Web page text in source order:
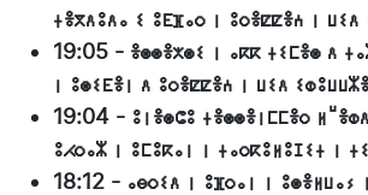
ⵜⴻⴳⴷⵓⴷⴰ ⵉ ⵓⴹⴼⴰⵔ ⵏ ⵓⵔⴻⵇⵇⴻⵄ ⵏ ⵡⵉⴷ
19:05 - ⴻⵙⵙⴻⵅⵙⵉ ⵏ ⴰⴽⴽ ⵜⵉⵎⴻⵙ ⴷ
ⵏ ⵓⵙⵉⴹⴻⵏ ⴷ ⵓⵔⴻⵇⵇⴻⵄ ⵏ ⵡⵉⴷ
19:04 - ⵓⵏⴻⵙⵛⵓ ⵜⴻⵙⵙⴻⵏⵎⵎⴻⵔ
ⵓⵃⵔⴰⵣ ⵏ ⵓⵎⵓⴽⴰⵏ ⵏ ⵜⴰⵔⴽⵓⵍⵓⵊⵉⵜ ⵏ
18:12 - ⴰⴱⵔⵉⴷ ⵏ ⵓⴼⵔⴰⵏ ⵏ ⵓⵙⴻⵍⵡⴰⵢ